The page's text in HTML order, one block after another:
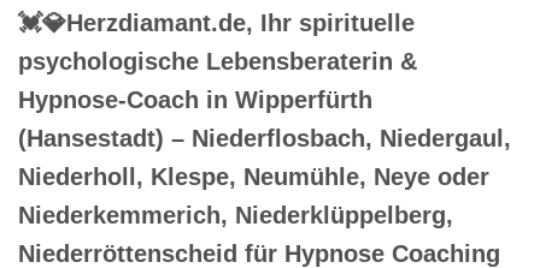
💓️💎Herzdiamant.de, Ihr spirituelle
psychologische Lebensberaterin &
Hypnose-Coach in Wipperfürth
(Hansestadt) – Niederflosbach, Niedergaul,
Niederholl, Klespe, Neumühle, Neye oder
Niederkemmerich, Niederklüppelberg,
Niederröttenscheid für Hypnose Coaching